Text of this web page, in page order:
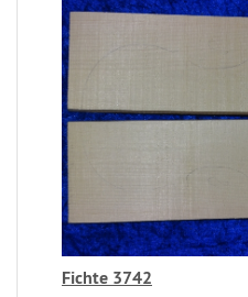
Fichte 3742